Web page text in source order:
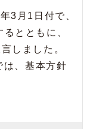
3月1日付で、
とともに、
しました。
、基本方針